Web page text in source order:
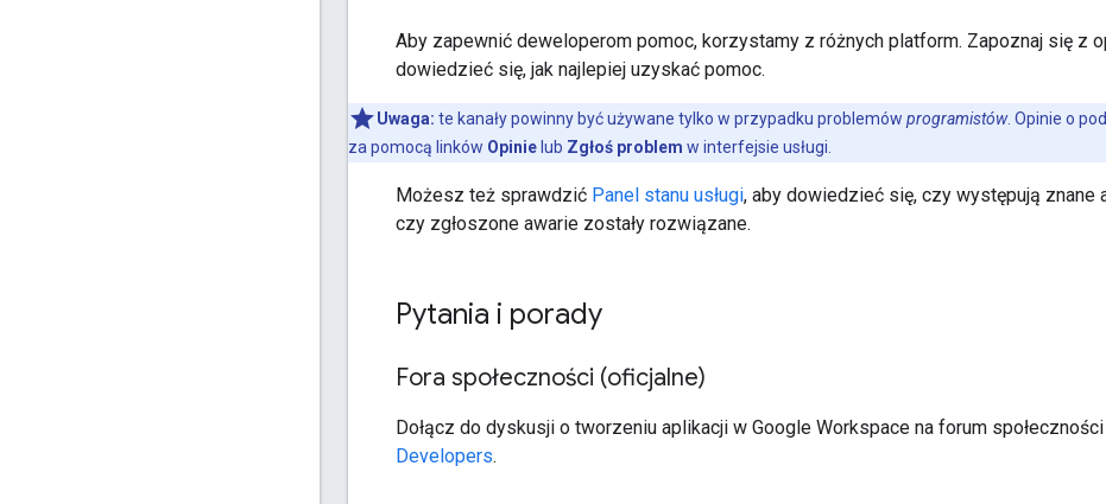
Aby zapewnić deweloperom pomoc, korzystamy z różnych platform. Zapoznaj się z
dowiedzieć się, jak najlepiej uzyskać pomoc.
Uwaga: te kanały powinny być używane tylko w przypadku problemów programistów. Opinie o
za pomocą linków Opinie lub Zgłoś problem w interfejsie usługi.
Możesz też sprawdzić Panel stanu usługi, aby dowiedzieć się, czy występują znane
czy zgłoszone awarie zostały rozwiązane.
Pytania i porady
Fora społeczności (oficjalne)
Dołącz do dyskusji o tworzeniu aplikacji w Google Workspace na forum społeczności
Developers.